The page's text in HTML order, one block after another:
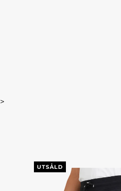
>
UTSÅLD